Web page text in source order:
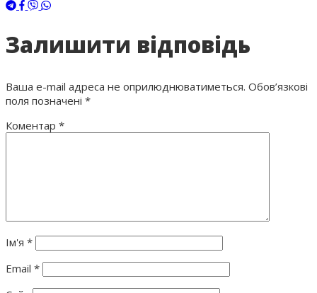
Залишити відповідь
Ваша e-mail адреса не оприлюднюватиметься. Обов’язкові
поля позначені *
Коментар *
Ім'я *
Email *